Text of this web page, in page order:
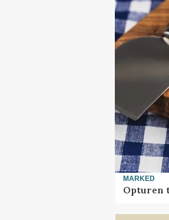
MARKED
Opturen